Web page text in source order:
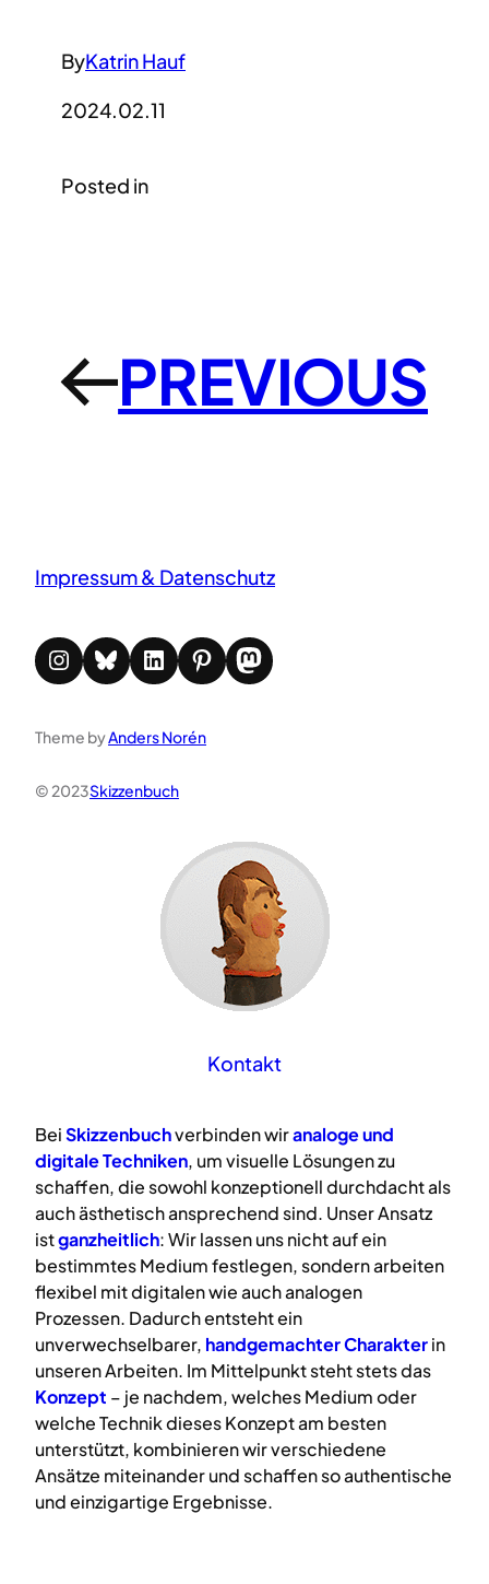
ByKatrin Hauf
2024.02.11
Posted in
←PREVIOUS
Impressum & Datenschutz
Instagram Bluesky LinkedIn Pinterest Mastodon
Theme byAnders Norén
© 2023Skizzenbuch
Kontakt
BeiSkizzenbuchverbinden wiranalogeund
digitaleTechniken, um visuelle Lösungen zu
schaffen, die sowohl konzeptionell durchdacht als
auch ästhetisch ansprechend sind. Unser Ansatz
istganzheitlich: Wir lassen uns nicht auf ein
bestimmtes Medium festlegen, sondern arbeiten
flexibel mit digitalen wie auch analogen
Prozessen. Dadurch entsteht ein
unverwechselbarer, handgemachter Charakterin
unseren Arbeiten. Im Mittelpunkt steht stets das
Konzept – je nachdem, welches Medium oder
welche Technik dieses Konzept am besten
unterstützt, kombinieren wir verschiedene
Ansätze miteinander und schaffen so authentische
und einzigartige Ergebnisse.